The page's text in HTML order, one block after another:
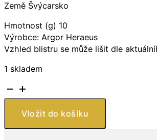
Země Švýcarsko
Hmotnost (g) 10
Výrobce: Argor Heraeus
Vzhled blistru se může lišit dle
1 skladem
Zlatá
slitek
ArgorVložit do košíku